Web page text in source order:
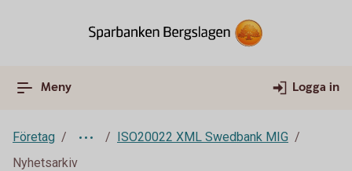
Meny Logga in
Företag
ISO20022 XML Swedbank MIG
Nyhetsarkiv